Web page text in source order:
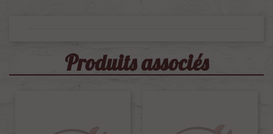
Produits associés